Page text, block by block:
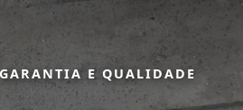
E QUALIDADE